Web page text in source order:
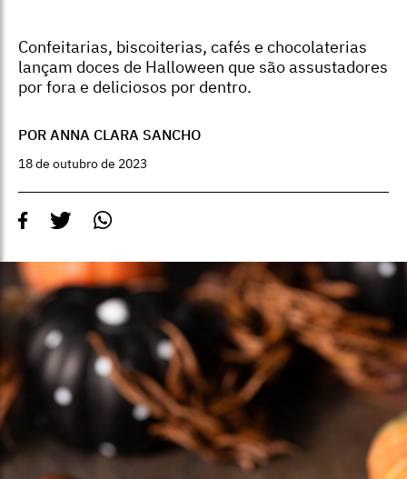
Confeitarias, biscoiterias, cafés e chocolaterias
lançam doces de Halloween que são assustadores
por fora e deliciosos por dentro.
POR ANNA CLARA SANCHO
18 de outubro de 2023